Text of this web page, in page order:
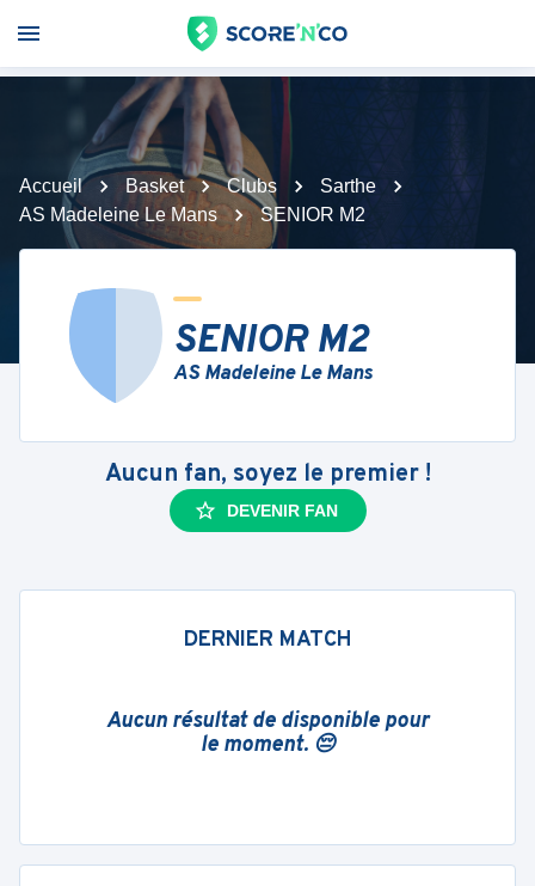
Accueil Basket Clubs
Sarthe
AS Madeleine Le Mans
SENIOR M2
SENIOR M2
AS Madeleine Le Mans
Aucun fan, soyez le premier !
DEVENIR FAN
DERNIER MATCH
Aucun résultat de disponible pour
le moment. 😔